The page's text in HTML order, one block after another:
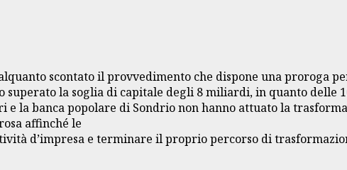
scontato il provvedimento che dispone una proroga
superato la soglia di capitale degli 8 miliardi, in quanto
e la banca popolare di Sondrio non hanno attuato la
affinché le
d’impresa e terminare il proprio percorso di